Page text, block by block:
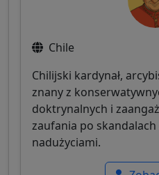
Chile
Chilijski kardynał,
znany z
doktrynalnych i
zaufania po skandalach
nadużyciami.